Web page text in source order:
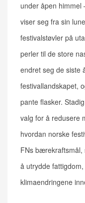
under åpen himmel
viser seg fra sin
festivalstøvler på
perler til de store
endret seg de siste
festivallandskapet,
pante flasker.
valg for å redusere
hvordan norske
FNs bærekraftsmål,
å utrydde
klimaendringene